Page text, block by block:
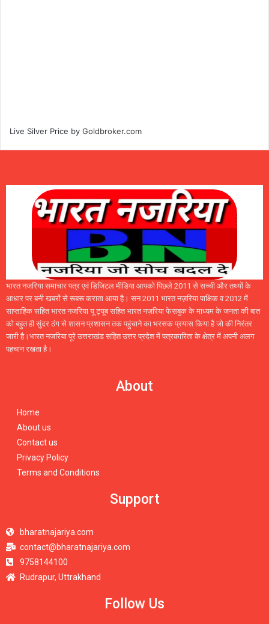
Live Silver Price by Goldbroker.com
भारत नजरिया समाचार पत्र एवं डिजिटल मीडिया आपको पिछले 2011 से सच्ची और तथ्यों के
आधार पर बनी खबरों से रूबरू कराता आया है। सन 2011 भारत नज़रिया पाक्षिक व 2012 में
साप्ताहिक सहित भारत नजरिया यू ट्यूब सहित भारत नज़रिया फेसबुक के माध्यम के जनता की बात
को बहुत ही सुंदर ठंग से शासन प्रशासन तक पहुंचाने का भरसक प्रयास किया है जो की निरंतर
जारी है।भारत नजरिया पूरे उत्तराखंड सहित उत्तर प्रदेश में पत्रकारिता के क्षेत्र में अपनी अलग
पहचान रखता है।
About
Home
About us
Contact us
Privacy Policy
Terms and Conditions
Support
bharatnajariya.com
contact@bharatnajariya.com
9758144100
Rudrapur, Uttrakhand
Follow Us